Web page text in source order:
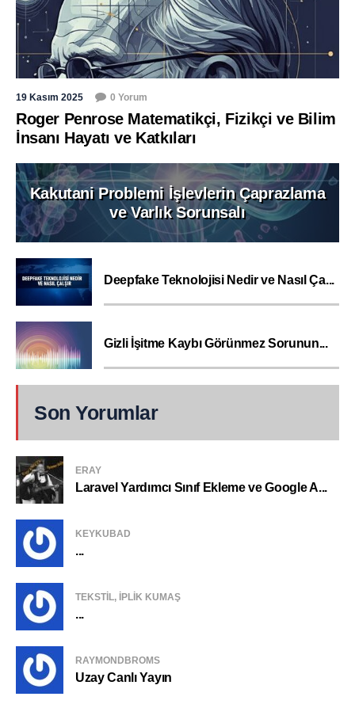
19 Kasım 2025 0 Yorum
Roger Penrose Matematikçi, Fizikçi ve Bilim
İnsanı Hayatı ve Katkıları
Kakutani Problemi İşlevlerin Çaprazlama
ve Varlık Sorunsalı
Deepfake Teknolojisi Nedir ve Nasıl Ça...
Gizli İşitme Kaybı Görünmez Sorunun...
Son Yorumlar
ERAY
Laravel Yardımcı Sınıf Ekleme ve Google A...
KEYKUBAD
...
TEKSTIL, IPLIK KUMAŞ
...
RAYMONDBROMS
Uzay Canlı Yayın